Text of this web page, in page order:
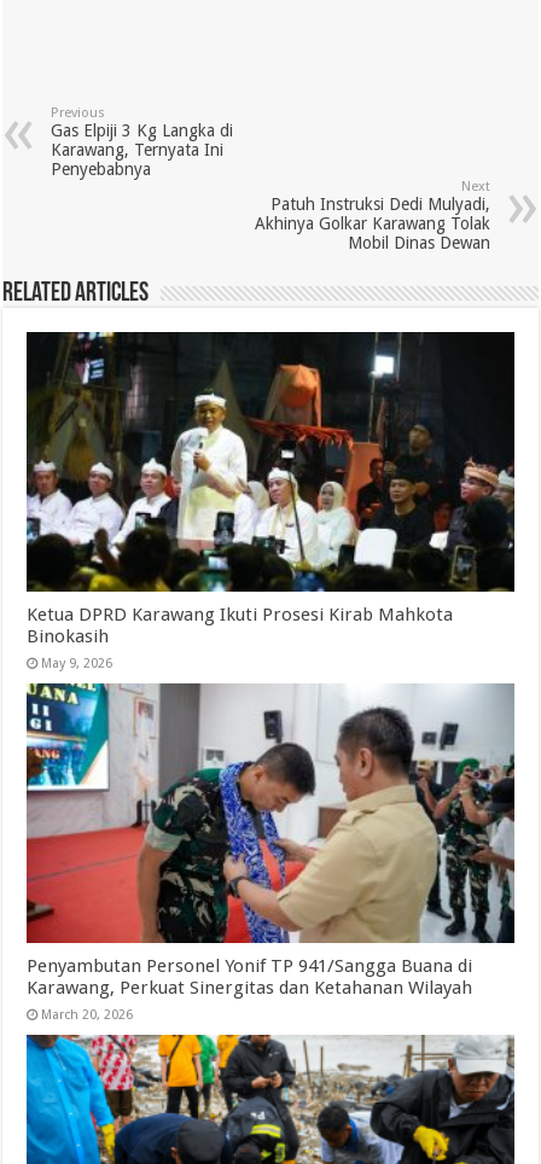
Previous
Gas Elpiji 3 Kg Langka di
Karawang, Ternyata Ini
Penyebabnya
Next
Patuh Instruksi Dedi Mulyadi,
Akhinya Golkar Karawang Tolak
Mobil Dinas Dewan
Related Articles
Ketua DPRD Karawang Ikuti Prosesi Kirab Mahkota
Binokasih
May 9, 2026
Penyambutan Personel Yonif TP 941/Sangga Buana di
Karawang, Perkuat Sinergitas dan Ketahanan Wilayah
March 20, 2026